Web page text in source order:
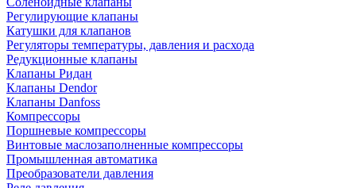
Регулирующие клапаны
Катушки для клапанов
Регуляторы температуры, давления и расхода
Редукционные клапаны
Клапаны Ридан
Клапаны Dendor
Клапаны Danfoss
Компрессоры
Поршневые компрессоры
Винтовые маслозаполненные компрессоры
Промышленная автоматика
Преобразователи давления